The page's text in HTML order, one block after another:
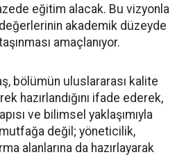
eğitim alacak. Bu vizyonla
akademik düzeyde
amaçlanıyor.
bölümün uluslararası kalite
hazırlandığını ifade ederek,
ve bilimsel yaklaşımıyla
değil; yöneticilik,
alanlarına da hazırlayarak